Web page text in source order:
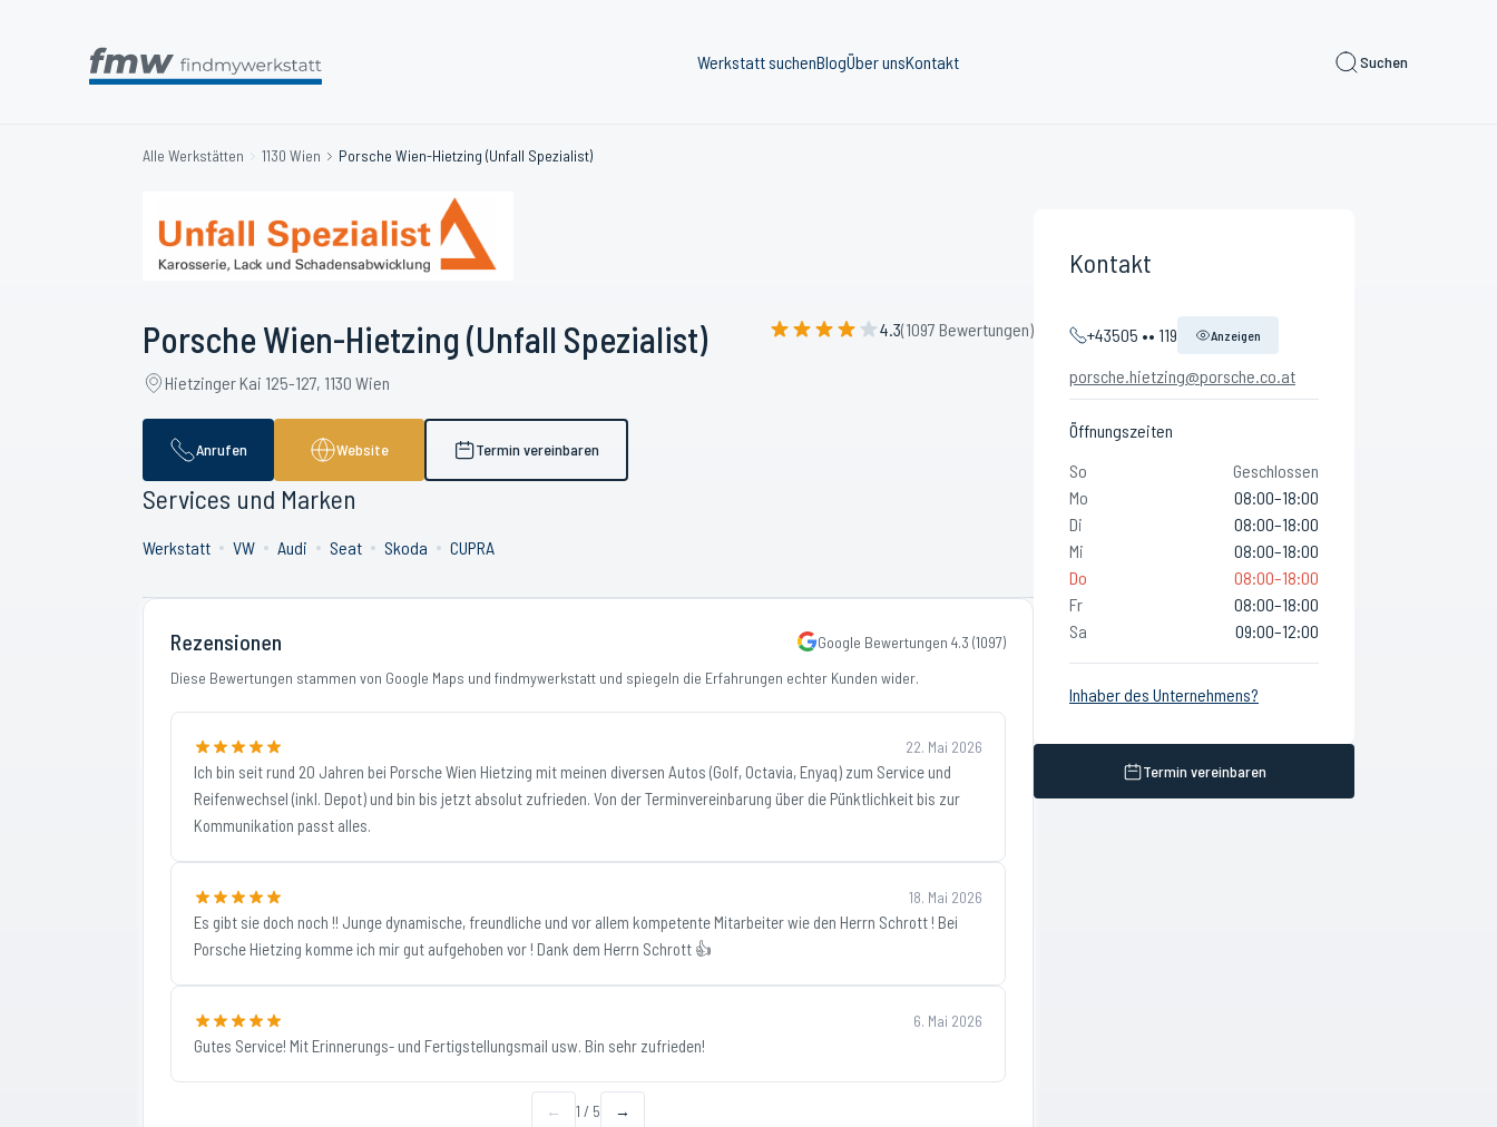
Werkstatt suchenBlogÜber unsKontakt Suchen
Alle Werkstätten 1130 Wien Porsche Wien-Hietzing (Unfall Spezialist)
Porsche Wien-Hietzing (Unfall Spezialist) 4.3(1097 Bewertungen)
Hietzinger Kai 125-127, 1130 Wien
Anrufen Website Termin vereinbaren
Services und Marken
Werkstatt VW Audi Seat Skoda CUPRA
Rezensionen Google Bewertungen 4.3 (1097)
Diese Bewertungen stammen von Google Maps und findmywerkstatt und spiegeln die Erfahrungen echter Kunden wider.
22. Mai 2026
Ich bin seit rund 20 Jahren bei Porsche Wien Hietzing mit meinen diversen Autos (Golf, Octavia, Enyaq) zum Service und
Reifenwechsel (inkl. Depot) und bin bis jetzt absolut zufrieden. Von der Terminvereinbarung über die Pünktlichkeit bis zur
Kommunikation passt alles.
18. Mai 2026
Es gibt sie doch noch !! Junge dynamische, freundliche und vor allem kompetente Mitarbeiter wie den Herrn Schrott ! Bei
Porsche Hietzing komme ich mir gut aufgehoben vor ! Dank dem Herrn Schrott 👍
6. Mai 2026
Gutes Service! Mit Erinnerungs- und Fertigstellungsmail usw. Bin sehr zufrieden!
← 1 / 5 →
Kontakt
+43505 •• 119 Anzeigen
porsche.hietzing@porsche.co.at
Öffnungszeiten
So
Geschlossen
Mo
08:00–18:00
Di
08:00–18:00
Mi
08:00–18:00
Do
08:00–18:00
Fr
08:00–18:00
Sa
09:00–12:00
Inhaber des Unternehmens?
Termin vereinbaren